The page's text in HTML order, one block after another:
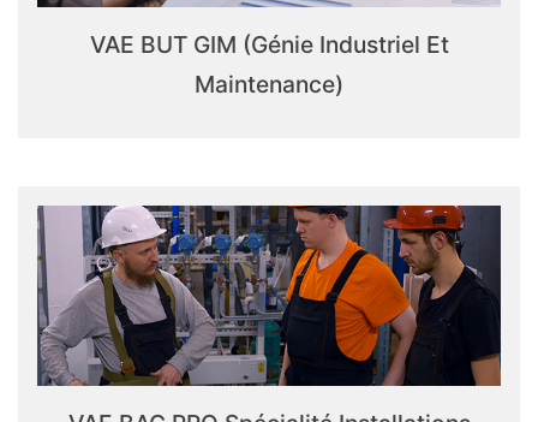
VAE BUT GIM (Génie Industriel Et
Maintenance)